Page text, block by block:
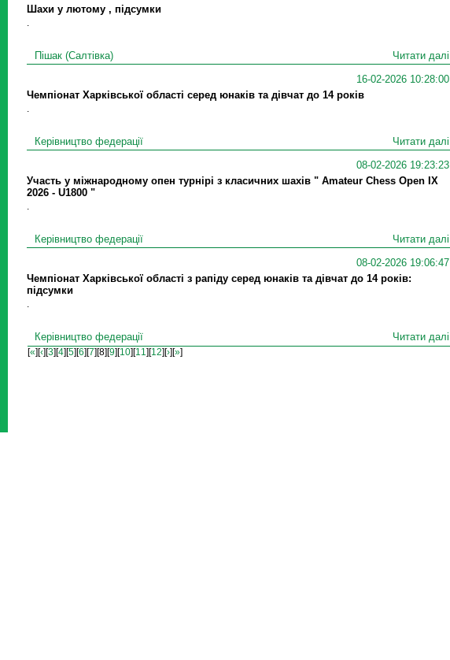
Шахи у лютому , підсумки
.
Пішак (Салтівка)
Читати далі
16-02-2026 10:28:00
Чемпіонат Харківської області серед юнаків та дівчат до 14 років
.
Керівництво федерації
Читати далі
08-02-2026 19:23:23
Участь у міжнародному опен турнірі з класичних шахів " Amateur Chess Open IX
2026 - U1800 "
.
Керівництво федерації
Читати далі
08-02-2026 19:06:47
Чемпіонат Харківської області з рапіду серед юнаків та дівчат до 14 років:
підсумки
.
Керівництво федерації Читати далі
[«][‹][3][4][5][6][7][8][9][10][11][12][›][»]